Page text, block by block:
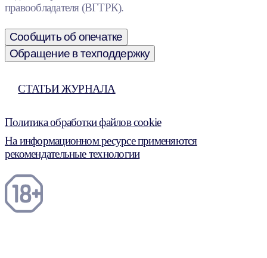
правообладателя (ВГТРК).
Сообщить об опечатке
Обращение в техподдержку
СТАТЬИ ЖУРНАЛА
Политика обработки файлов cookie
На информационном ресурсе применяются
рекомендательные технологии